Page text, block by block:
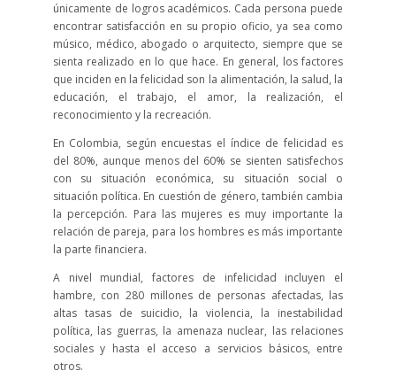
únicamente de logros académicos. Cada persona puede
encontrar satisfacción en su propio oficio, ya sea como
músico, médico, abogado o arquitecto, siempre que se
sienta realizado en lo que hace. En general, los factores
que inciden en la felicidad son la alimentación, la salud, la
educación, el trabajo, el amor, la realización, el
reconocimiento y la recreación.
En Colombia, según encuestas el índice de felicidad es
del 80%, aunque menos del 60% se sienten satisfechos
con su situación económica, su situación social o
situación política. En cuestión de género, también cambia
la percepción. Para las mujeres es muy importante la
relación de pareja, para los hombres es más importante
la parte financiera.
A nivel mundial, factores de infelicidad incluyen el
hambre, con 280 millones de personas afectadas, las
altas tasas de suicidio, la violencia, la inestabilidad
política, las guerras, la amenaza nuclear, las relaciones
sociales y hasta el acceso a servicios básicos, entre
otros.